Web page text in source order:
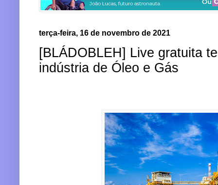
terça-feira, 16 de novembro de 2021
[BLÁDOBLEH] Live gratuita
indústria de Óleo e Gás